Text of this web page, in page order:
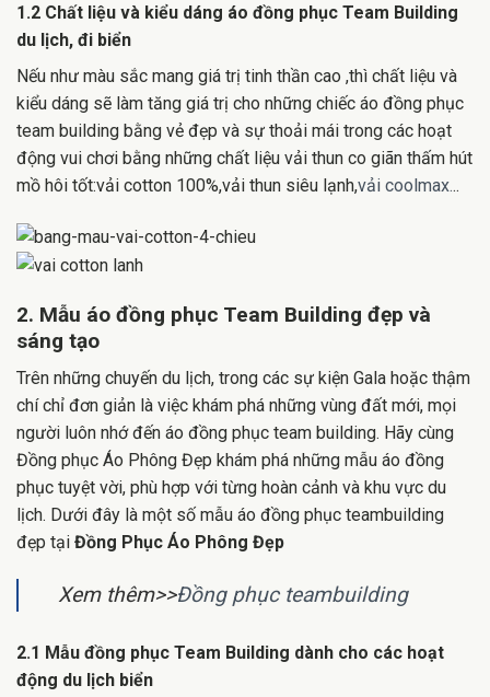
1.2 Chất liệu và kiểu dáng áo đồng phục Team Building
du lịch, đi biển
Nếu như màu sắc mang giá trị tinh thần cao ,thì chất liệu và
kiểu dáng sẽ làm tăng giá trị cho những chiếc áo đồng phục
team building bằng vẻ đẹp và sự thoải mái trong các hoạt
động vui chơi bằng những chất liệu vải thun co giãn thấm hút
mồ hôi tốt:vải cotton 100%,vải thun siêu lạnh,vải coolmax...
2. Mẫu áo đồng phục Team Building đẹp và
sáng tạo
Trên những chuyến du lịch, trong các sự kiện Gala hoặc thậm
chí chỉ đơn giản là việc khám phá những vùng đất mới, mọi
người luôn nhớ đến áo đồng phục team building. Hãy cùng
Đồng phục Áo Phông Đẹp khám phá những mẫu áo đồng
phục tuyệt vời, phù hợp với từng hoàn cảnh và khu vực du
lịch. Dưới đây là một số mẫu áo đồng phục teambuilding
đẹp tại Đồng Phục Áo Phông Đẹp
Xem thêm>>Đồng phục teambuilding
2.1 Mẫu đồng phục Team Building dành cho các hoạt
động du lịch biển